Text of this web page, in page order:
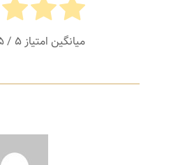
میانگین امتیاز5 / 5. تعداد آرا: